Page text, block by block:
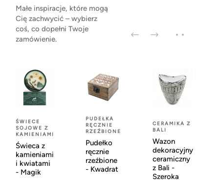
Małe inspiracje, które mogą
Cię zachwycić – wybierz
coś, co dopełni Twoje
zamówienie.
ŚWIECE
SOJOWE Z
KAMIENIAMI
Świeca z
kamieniami
i kwiatami
- Magik
PUDEŁKA
RĘCZNIE
RZEŹBIONE
Pudełko
ręcznie
rzeźbione
- Kwadrat
CERAMIKA Z
BALI
Wazon
dekoracyjny
ceramiczny
z Bali -
Szeroka